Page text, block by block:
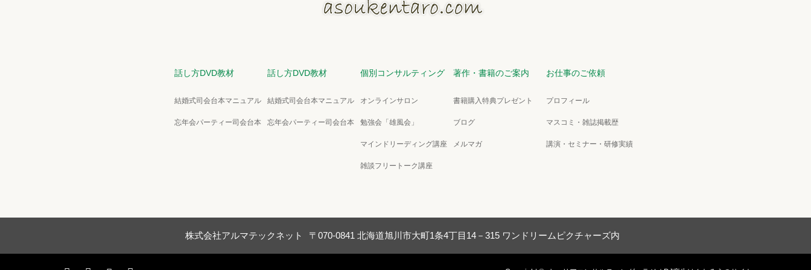
話し方DVD教材
結婚式司会台本マニュアル
忘年会パーティー司会台本
話し方DVD教材
結婚式司会台本マニュアル
忘年会パーティー司会台本
個別コンサルティング
オンラインサロン
勉強会「雄風会」
マインドリーディング講座
雑談フリートーク講座
著作・書籍のご案内
書籍購入特典プレゼント
ブログ
メルマガ
お仕事のご依頼
プロフィール
マスコミ・雑誌掲載歴
講演・セミナー・研修実績
株式会社アルマテックネット 〒070-0841 北海道旭川市大町1条4丁目14－315 ワンドリームピクチャーズ内